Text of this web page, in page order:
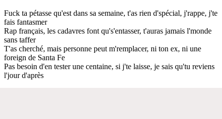
Fuck ta pétasse qu'est dans sa semaine, t'as rien d'spécial, j'rappe, j'te
fais fantasmer
Rap français, les cadavres font qu's'entasser, t'auras jamais l'monde
sans taffer
T'as cherché, mais personne peut m'remplacer, ni ton ex, ni une
foreign de Santa Fe
Pas besoin d'en tester une centaine, si j'te laisse, je sais qu'tu reviens
l'jour d'après